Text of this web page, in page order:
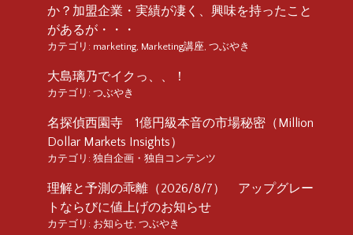
か？加盟企業・実績が凄く、興味を持ったこと
があるが・・・
カテゴリ: marketing Marketing講座 つぶやき
大島璃乃でイクっ、、！
カテゴリ: つぶやき
名探偵西園寺 1億円級本音の市場秘密（Million
Dollar Markets Insights）
カテゴリ: 独自企画・独自コンテンツ
理解と予測の乖離（2026/8/7） アップグレー
トならびに値上げのお知らせ
カテゴリ: お知らせ つぶやき